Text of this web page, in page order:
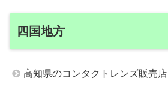
四国地方
高知県のコンタクトレンズ販売店